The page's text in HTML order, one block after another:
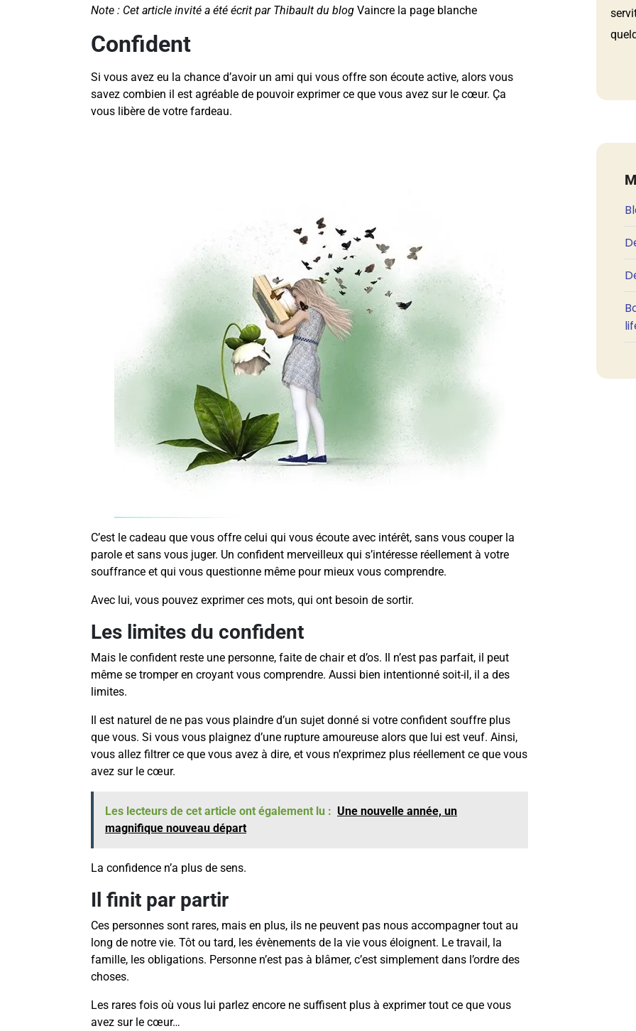
Note : Cet article invité a été écrit par Thibault du blog Vaincre la page blanche
Confident
Si vous avez eu la chance d’avoir un ami qui vous offre son écoute active, alors vous
savez combien il est agréable de pouvoir exprimer ce que vous avez sur le cœur. Ça
vous libère de votre fardeau.
C’est le cadeau que vous offre celui qui vous écoute avec intérêt, sans vous couper la
parole et sans vous juger. Un confident merveilleux qui s’intéresse réellement à votre
souffrance et qui vous questionne même pour mieux vous comprendre.
Avec lui, vous pouvez exprimer ces mots, qui ont besoin de sortir.
Les limites du confident
Mais le confident reste une personne, faite de chair et d’os. Il n’est pas parfait, il peut
même se tromper en croyant vous comprendre. Aussi bien intentionné soit-il, il a des
limites.
Il est naturel de ne pas vous plaindre d’un sujet donné si votre confident souffre plus
que vous. Si vous vous plaignez d’une rupture amoureuse alors que lui est veuf. Ainsi,
vous allez filtrer ce que vous avez à dire, et vous n’exprimez plus réellement ce que vous
avez sur le cœur.
Les lecteurs de cet article ont également lu : Une nouvelle année, un
magnifique nouveau départ
La confidence n’a plus de sens.
Il finit par partir
Ces personnes sont rares, mais en plus, ils ne peuvent pas nous accompagner tout au
long de notre vie. Tôt ou tard, les évènements de la vie vous éloignent. Le travail, la
famille, les obligations. Personne n’est pas à blâmer, c’est simplement dans l’ordre des
choses.
Les rares fois où vous lui parlez encore ne suffisent plus à exprimer tout ce que vous
avez sur le cœur…